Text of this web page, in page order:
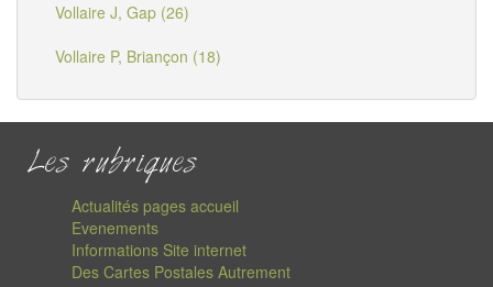
Vollaire J, Gap (26)
Vollaire P, Briançon (18)
Les rubriques
Actualités pages accueil
Evenements
Informations Site internet
Des Cartes Postales Autrement